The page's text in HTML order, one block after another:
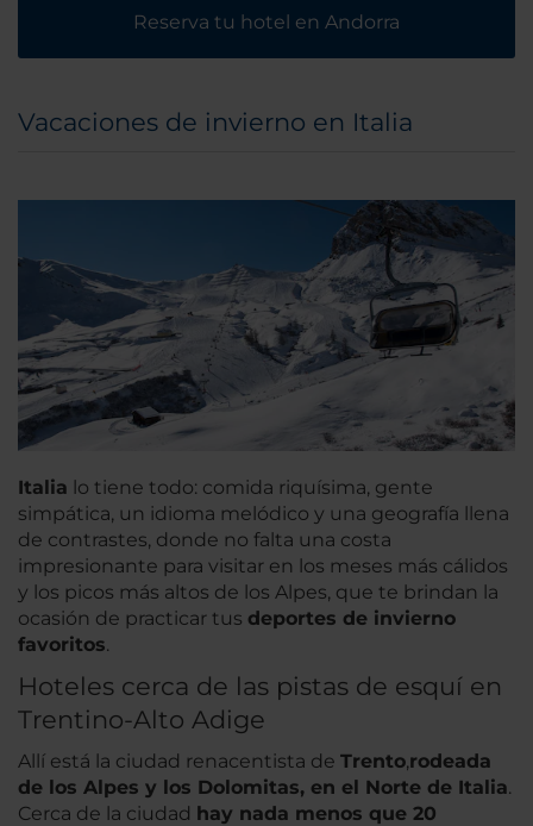
Reserva tu hotel en Andorra
Vacaciones de invierno en Italia
Italia lo tiene todo: comida riquísima, gente
simpática, un idioma melódico y una geografía llena
de contrastes, donde no falta una costa
impresionante para visitar en los meses más cálidos
y los picos más altos de los Alpes, que te brindan la
ocasión de practicar tus deportes de invierno
favoritos.
Hoteles cerca de las pistas de esquí en
Trentino-Alto Adige
Allí está la ciudad renacentista de Trento,rodeada
de los Alpes y los Dolomitas, en el Norte de Italia.
Cerca de la ciudad hay nada menos que 20